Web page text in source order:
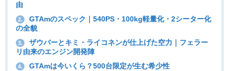
由
2.
GTAmのスペック｜540PS・100kg軽量化・2シーター化
の全貌
3.
ザウバーとキミ・ライコネンが仕上げた空力｜フェラー
リ由来のエンジン開発陣
4. GTAmは今いくら？500台限定が生む希少性